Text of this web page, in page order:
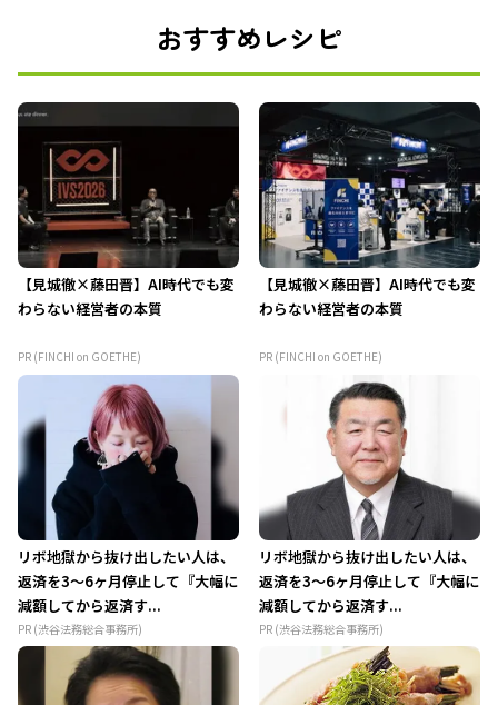
おすすめレシピ
【見城徹×藤田晋】AI時代でも変
わらない経営者の本質
PR (FINCHI on GOETHE)
【見城徹×藤田晋】AI時代でも変
わらない経営者の本質
PR (FINCHI on GOETHE)
リボ地獄から抜け出したい人は、
返済を3～6ヶ月停止して『大幅に
減額してから返済す...
PR (渋谷法務総合事務所)
リボ地獄から抜け出したい人は、
返済を3～6ヶ月停止して『大幅に
減額してから返済す...
PR (渋谷法務総合事務所)